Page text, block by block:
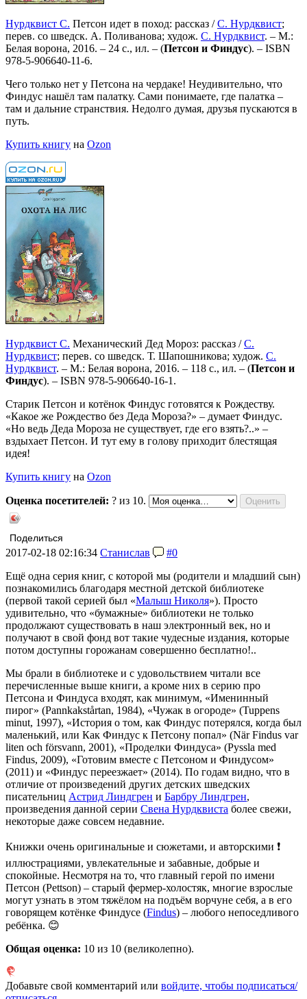
Нурдквист С. Петсон идет в поход: рассказ /С. Нурдквист;
перев. со шведск. А. Поливанова; худож. С. Нурдквист. – М.:
Белая ворона, 2016. – 24 с., ил. – (Петсон и Финдус). – ISBN
978-5-906640-11-6.
Чего только нет у Петсона на чердаке! Неудивительно, что
Финдус нашёл там палатку. Сами понимаете, где палатка –
там и дальние странствия. Недолго думая, друзья пускаются в
путь.
Купить книгу на Ozon
Нурдквист С. Механический Дед Мороз: рассказ /С.
Нурдквист; перев. со шведск. Т. Шапошникова; худож. С.
Нурдквист. – М.: Белая ворона, 2016. – 118 с., ил. – (Петсон и
Финдус). – ISBN 978-5-906640-16-1 .
Старик Петсон и котёнок Финдус готовятся к Рождеству.
«Какое же Рождество без Деда Мороза?» – думает Финдус.
«Но ведь Деда Мороза не существует, где его взять?..» –
вздыхает Петсон. И тут ему в голову приходит блестящая
идея!
Купить книгу на Ozon
Оценка посетителей: ? из 10.
Поделиться
2017-02-18 02:16:34 Станислав
#0
Ещё одна серия книг, с которой мы (родители и младший сын)
познакомились благодаря местной детской библиотеке
(первой такой серией был «Малыш Николя»). Просто
удивительно, что «бумажные» библиотеки не только
продолжают существовать в наш электронный век, но и
получают в свой фонд вот такие чудесные издания, которые
потом доступны горожанам совершенно бесплатно!..
Мы брали в библиотеке и с удовольствием читали все
перечисленные выше книги, а кроме них в серию про
Петсона и Финдуса входят, как минимум, «Именинный
пирог» (Pannkakstårtan, 1984), «Чужак в огороде» (Tuppens
minut, 1997), «История о том, как Финдус потерялся, когда был
маленький, или Как Финдус к Петсону попал» (När Findus var
liten och försvann, 2001), «Проделки Финдуса» (Pyssla med
Findus, 2009), «Готовим вместе с Петсоном и Финдусом»
(2011) и «Финдус переезжает» (2014). По годам видно, что в
отличие от произведений других детских шведских
писательниц Астрид Линдгрен и Барбру Линдгрен,
произведения данной серии Свена Нурдквиста более свежи,
некоторые даже совсем недавние.
Книжки очень оригинальные и сюжетами, и авторскими ❗️
иллюстрациями, увлекательные и забавные, добрые и
спокойные. Несмотря на то, что главный герой по имени
Петсон (Pettson) – старый фермер-холостяк, многие взрослые
могут узнать в этом тяжёлом на подъём ворчуне себя, а в его
говорящем котёнке Финдусе (Findus) – любого непоседливого
ребёнка. 😊
Общая оценка: 10 из 10 (великолепно).
Добавьте свой комментарий или войдите, чтобы подписаться/